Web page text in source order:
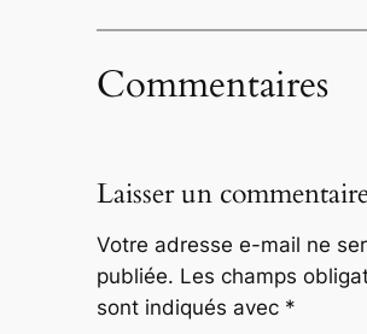
Commentaires
Laisser un
Votre adresse e-mail ne
publiée. Les champs
sont indiqués avec *